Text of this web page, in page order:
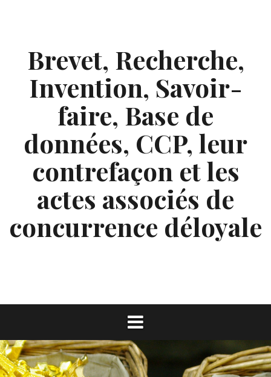
Brevet, Recherche,
Invention, Savoir-
faire, Base de
données, CCP, leur
contrefaçon et les
actes associés de
concurrence déloyale